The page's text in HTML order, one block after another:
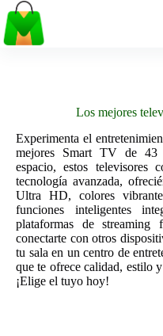
Saltar
al
contenido
Los mejores
Experimenta el
mejores Smart TV de 43
espacio, estos televisores
tecnología avanzada,
Ultra HD, colores
funciones inteligentes
plataformas de
conectarte con otros
tu sala en un centro de
que te ofrece calidad, estilo
¡Elige el tuyo hoy!